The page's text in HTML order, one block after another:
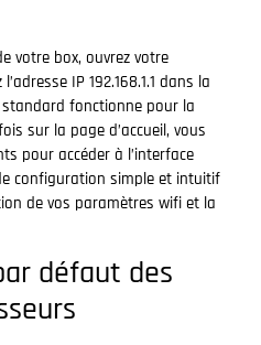
votre box, ouvrez votre
IP 192.168.1.1 dans la
standard fonctionne pour la
sur la page d’accueil, vous
pour accéder à l’interface
configuration simple et intuitif
de vos paramètres wifi et la
défaut des